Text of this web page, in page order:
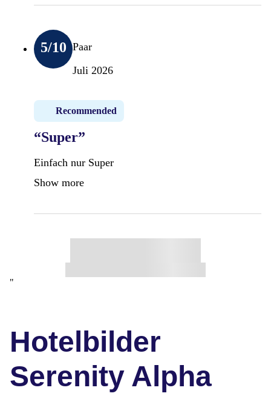
5/10 Paar
Juli 2026
Recommended
“Super”
Einfach nur Super
Show more
"
Hotelbilder
Serenity Alpha